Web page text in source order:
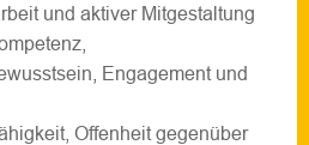
und aktiver Mitgestaltung
Engagement und
Offenheit gegenüber